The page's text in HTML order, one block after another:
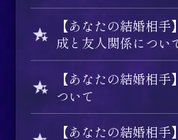
【あなたの結婚相
成と友人関係につい
【あなたの結婚相
ついて
【あなたの結婚相